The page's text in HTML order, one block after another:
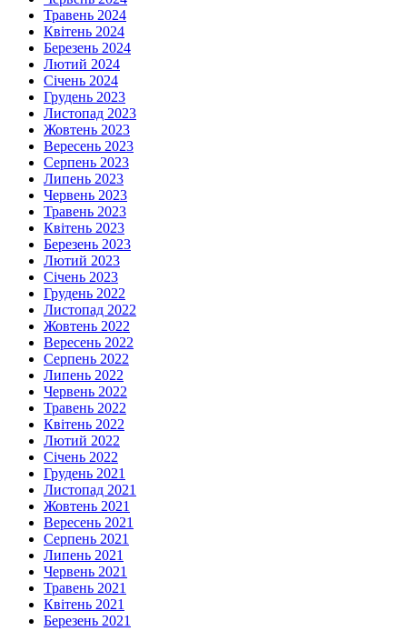
Травень 2024
Квітень 2024
Березень 2024
Лютий 2024
Січень 2024
Грудень 2023
Листопад 2023
Жовтень 2023
Вересень 2023
Серпень 2023
Липень 2023
Червень 2023
Травень 2023
Квітень 2023
Березень 2023
Лютий 2023
Січень 2023
Грудень 2022
Листопад 2022
Жовтень 2022
Вересень 2022
Серпень 2022
Липень 2022
Червень 2022
Травень 2022
Квітень 2022
Лютий 2022
Січень 2022
Грудень 2021
Листопад 2021
Жовтень 2021
Вересень 2021
Серпень 2021
Липень 2021
Червень 2021
Травень 2021
Квітень 2021
Березень 2021